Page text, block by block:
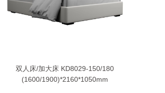
双人床/加大床 KD8029-150/180
(1600/1900)*2160*1050mm